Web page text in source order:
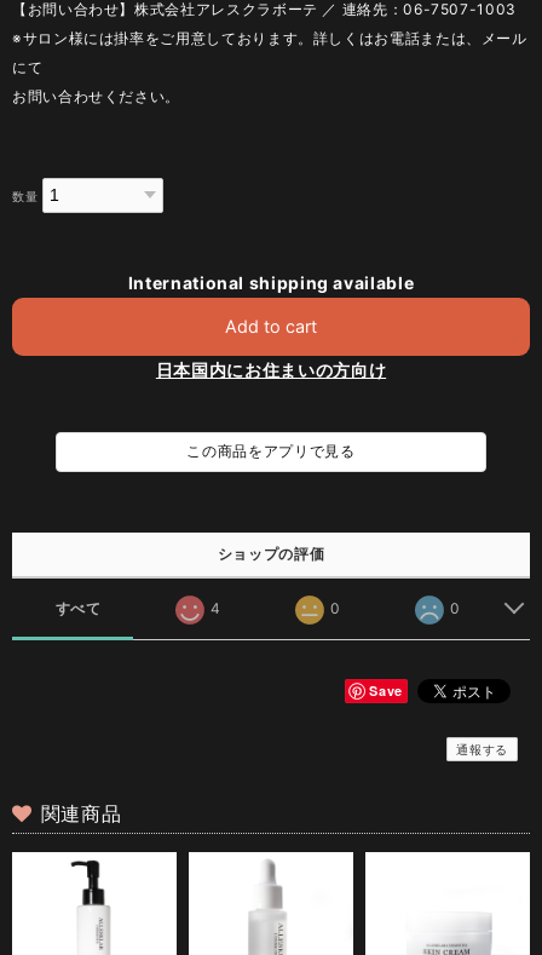
【お問い合わせ】株式会社アレスクラボーテ ／ 連絡先：06-7507-1003
※サロン様には掛率をご用意しております。詳しくはお電話または、メール
にて
お問い合わせください。
数量
International shipping available
Add to cart
日本国内にお住まいの方向け
この商品をアプリで見る
ショップの評価
すべて 4 0 0
Save
通報する
関連商品